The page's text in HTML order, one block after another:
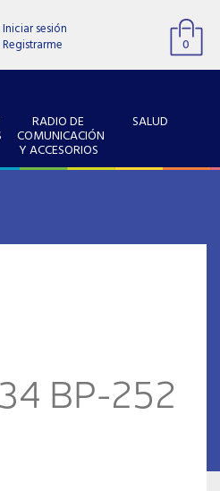
Iniciar sesión
Registrarme
0
RADIO DE
COMUNICACIÓN
Y ACCESORIOS
SALUD
BP-252